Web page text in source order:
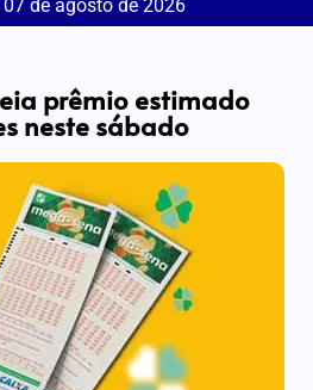
de agosto de 2026
prêmio estimado
neste sábado